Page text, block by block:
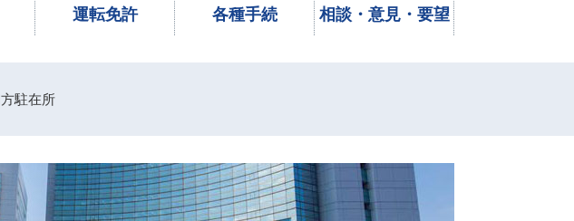
運転免許 各種手続 相談・意見・要望
駐在所